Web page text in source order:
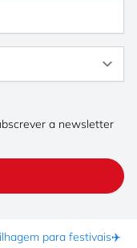
a newsletter
para festivais✈️